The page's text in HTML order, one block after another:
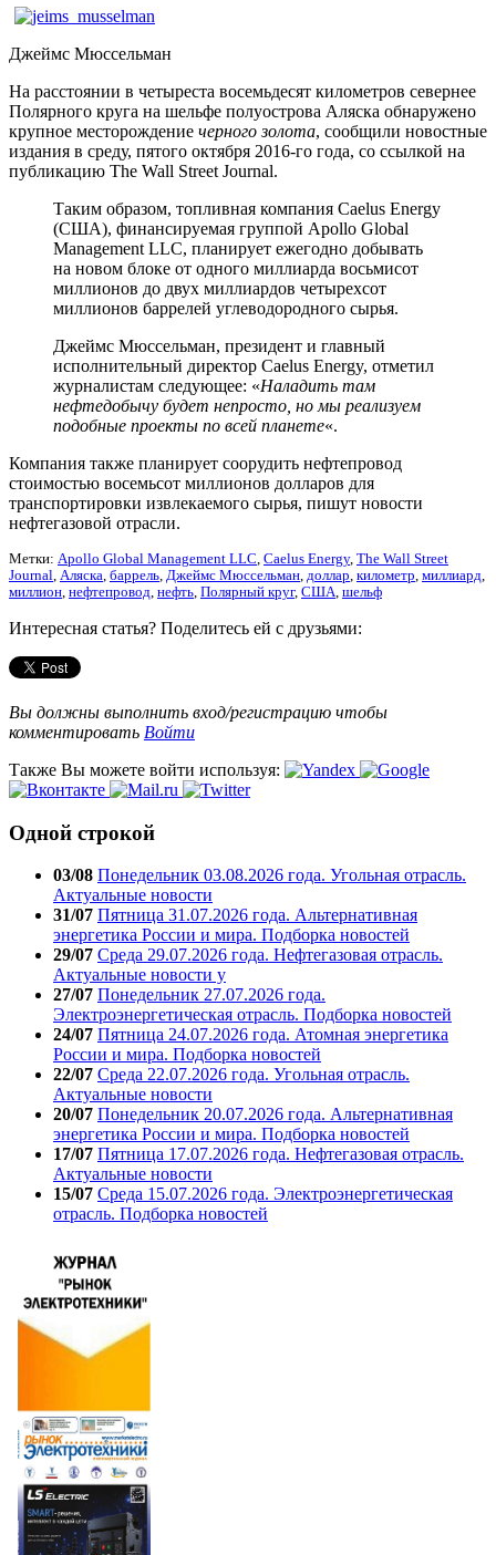
Джеймс Мюссельман
На расстоянии в четыреста восемьдесят километров севернее
Полярного круга на шельфе полуострова Аляска обнаружено
крупное месторождение черного золота, сообщили новостные
издания в среду, пятого октября 2016-го года, со ссылкой на
публикацию The Wall Street Journal.
Таким образом, топливная компания Caelus Energy
(США), финансируемая группой Apollo Global
Management LLC, планирует ежегодно добывать
на новом блоке от одного миллиарда восьмисот
миллионов до двух миллиардов четырехсот
миллионов баррелей углеводородного сырья.
Джеймс Мюссельман, президент и главный
исполнительный директор Caelus Energy, отметил
журналистам следующее: «Наладить там
нефтедобычу будет непросто, но мы реализуем
подобные проекты по всей планете«.
Компания также планирует соорудить нефтепровод
стоимостью восемьсот миллионов долларов для
транспортировки извлекаемого сырья, пишут новости
нефтегазовой отрасли.
Метки: Apollo Global Management LLC, Caelus Energy, The Wall Street
Journal, Аляска, баррель, Джеймс Мюссельман, доллар, километр, миллиард,
миллион, нефтепровод, нефть, Полярный круг, США, шельф
Интересная статья? Поделитесь ей с друзьями:
Вы должны выполнить вход/регистрацию чтобы
комментировать Войти
Также Вы можете войти используя:
Одной строкой
03/08 Понедельник 03.08.2026 года. Угольная отрасль.
Актуальные новости
31/07 Пятница 31.07.2026 года. Альтернативная
энергетика России и мира. Подборка новостей
29/07 Среда 29.07.2026 года. Нефтегазовая отрасль.
Актуальные новости у
27/07 Понедельник 27.07.2026 года.
Электроэнергетическая отрасль. Подборка новостей
24/07 Пятница 24.07.2026 года. Атомная энергетика
России и мира. Подборка новостей
22/07 Среда 22.07.2026 года. Угольная отрасль.
Актуальные новости
20/07 Понедельник 20.07.2026 года. Альтернативная
энергетика России и мира. Подборка новостей
17/07 Пятница 17.07.2026 года. Нефтегазовая отрасль.
Актуальные новости
15/07 Среда 15.07.2026 года. Электроэнергетическая
отрасль. Подборка новостей